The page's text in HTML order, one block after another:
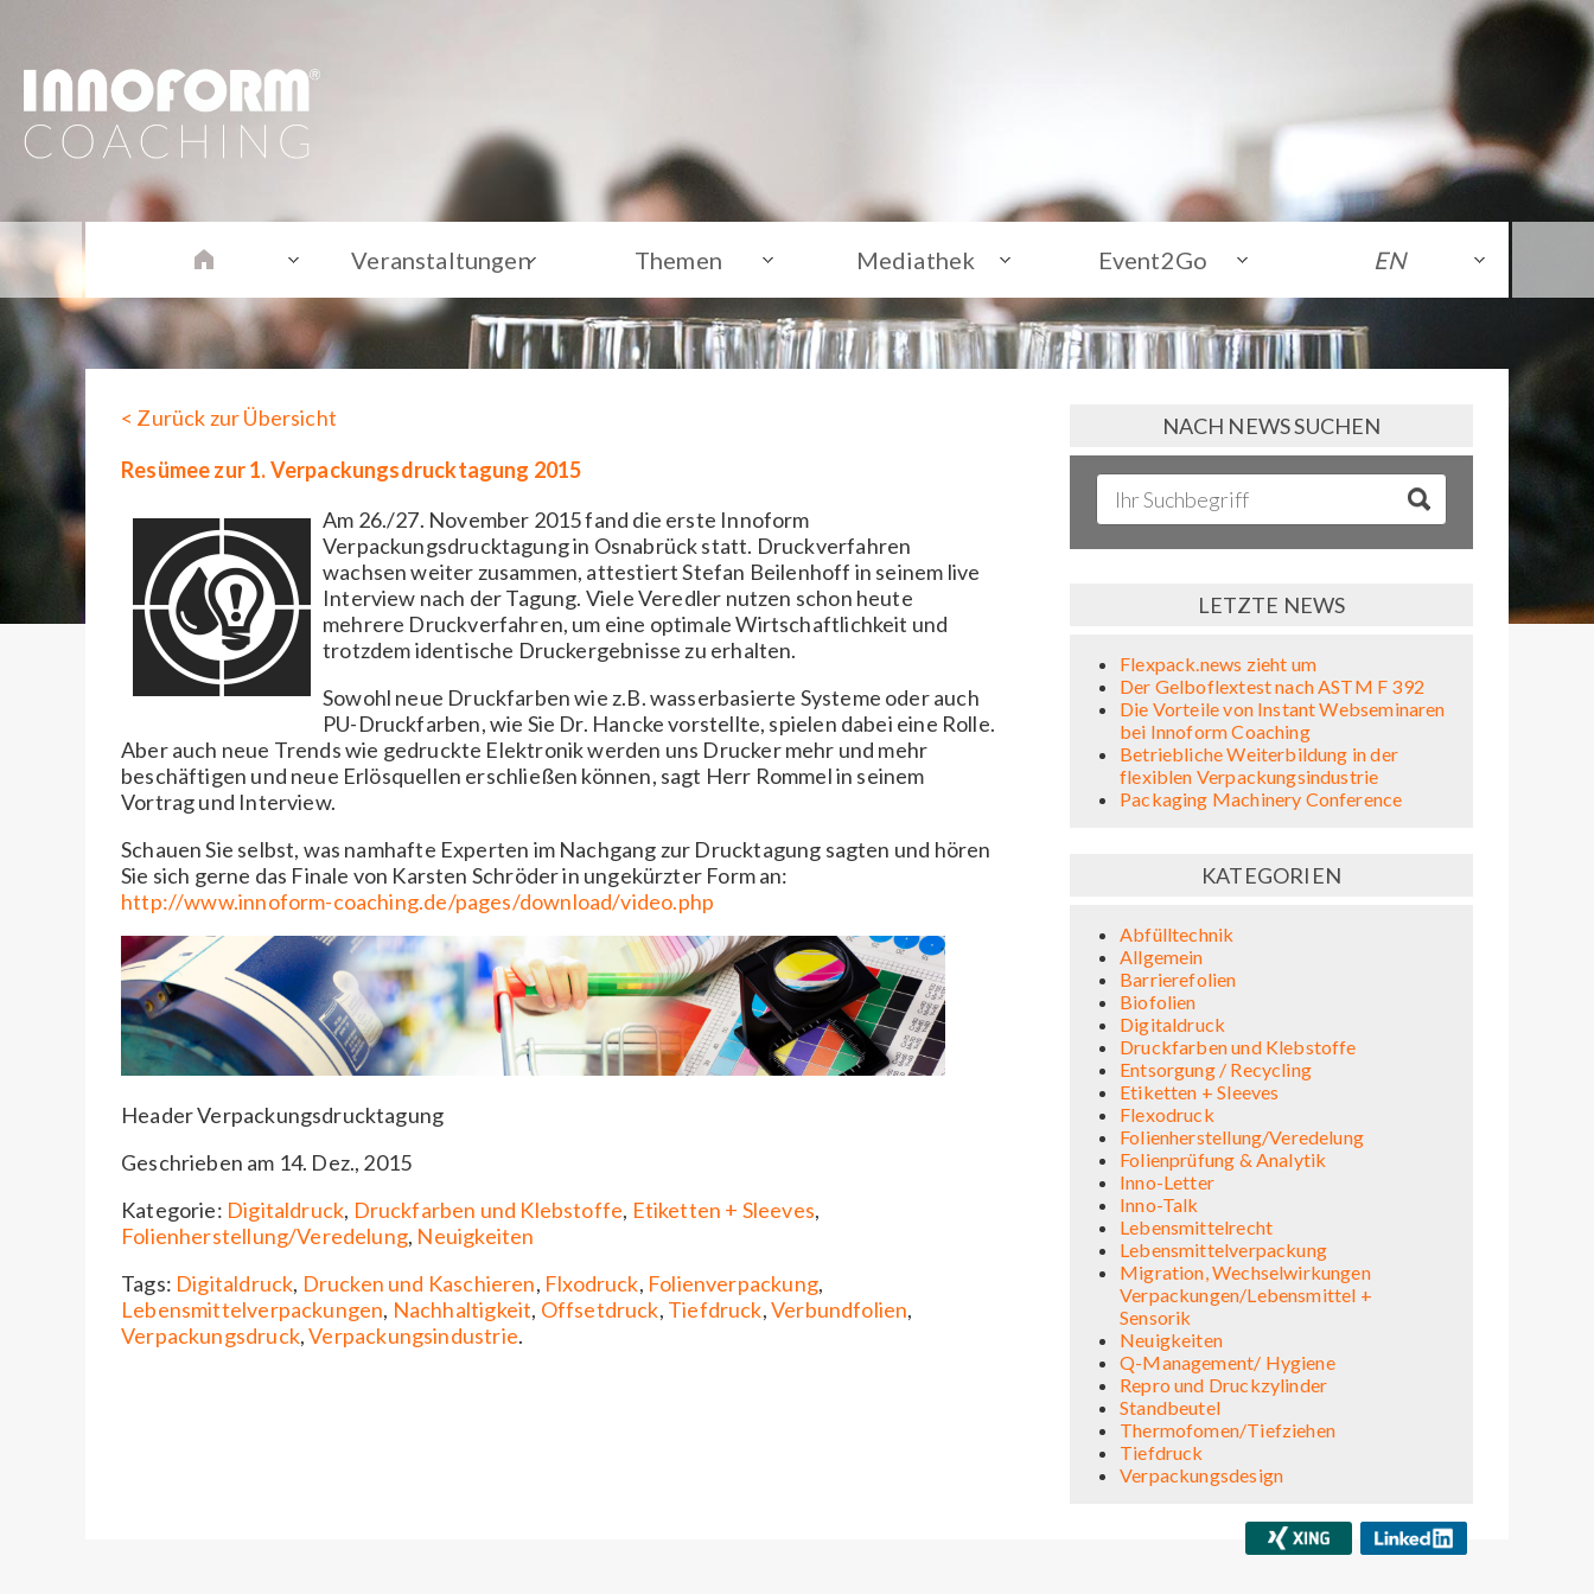
Veranstaltungen Themen Mediathek Event2Go EN
< Zurück zur Übersicht
Resümee zur 1. Verpackungsdrucktagung 2015
Am 26./27. November 2015 fand die erste Innoform
Verpackungsdrucktagung in Osnabrück statt. Druckverfahren
wachsen weiter zusammen, attestiert Stefan Beilenhoff in seinem live
Interview nach der Tagung. Viele Veredler nutzen schon heute
mehrere Druckverfahren, um eine optimale Wirtschaftlichkeit und
trotzdem identische Druckergebnisse zu erhalten.
Sowohl neue Druckfarben wie z.B. wasserbasierte Systeme oder auch
PU-Druckfarben, wie Sie Dr. Hancke vorstellte, spielen dabei eine Rolle.
Aber auch neue Trends wie gedruckte Elektronik werden uns Drucker mehr und mehr
beschäftigen und neue Erlösquellen erschließen können, sagt Herr Rommel in seinem
Vortrag und Interview.
Schauen Sie selbst, was namhafte Experten im Nachgang zur Drucktagung sagten und hören
Sie sich gerne das Finale von Karsten Schröder in ungekürzter Form an:
http://www.innoform-coaching.de/pages/download/video.php
Header Verpackungsdrucktagung
Geschrieben am 14. Dez., 2015
Kategorie: Digitaldruck, Druckfarben und Klebstoffe, Etiketten + Sleeves,
Folienherstellung/Veredelung, Neuigkeiten
Tags: Digitaldruck, Drucken und Kaschieren, Flxodruck, Folienverpackung,
Lebensmittelverpackungen, Nachhaltigkeit, Offsetdruck, Tiefdruck,Verbundfolien,
Verpackungsdruck,Verpackungsindustrie.
NACH NEWS SUCHEN
LETZTE NEWS
Flexpack.news zieht um
Der Gelboflextest nach ASTM F 392
Die Vorteile von Instant Webseminaren
bei Innoform Coaching
Betriebliche Weiterbildung in der
flexiblen Verpackungsindustrie
Packaging Machinery Conference
KATEGORIEN
Abfülltechnik
Allgemein
Barrierefolien
Biofolien
Digitaldruck
Druckfarben und Klebstoffe
Entsorgung / Recycling
Etiketten + Sleeves
Flexodruck
Folienherstellung/Veredelung
Folienprüfung & Analytik
Inno-Letter
Inno-Talk
Lebensmittelrecht
Lebensmittelverpackung
Migration, Wechselwirkungen
Verpackungen/Lebensmittel +
Sensorik
Neuigkeiten
Q-Management/ Hygiene
Repro und Druckzylinder
Standbeutel
Thermofomen/Tiefziehen
Tiefdruck
Verpackungsdesign